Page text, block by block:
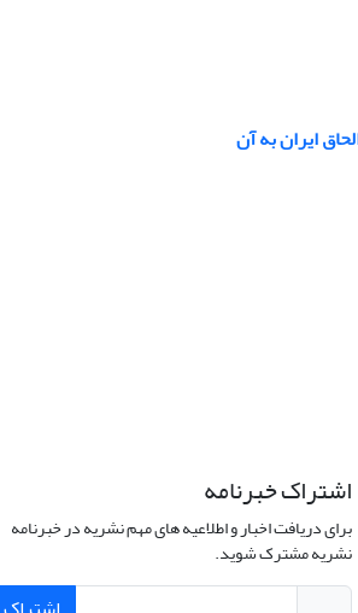
ایران‌ به‌ آن‌
اشتراک خبرنامه
برای دریافت اخبار و اطلاعیه های مهم نشریه در خبرنامه
نشریه مشترک شوید.